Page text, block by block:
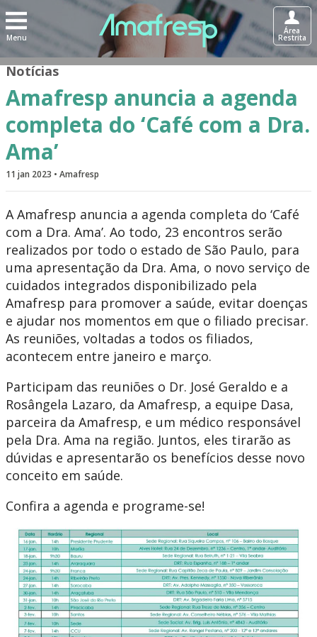
Menu
Área
Restrita
Notícias
Amafresp anuncia a agenda
completa do ‘Café com a Dra.
Ama’
11 jan 2023 • Amafresp
A Amafresp anuncia a agenda completa do ‘Café
com a Dra. Ama’. Ao todo, 23 encontros serão
realizados por todo o estado de São Paulo, para
uma apresentação da Dra. Ama, o novo serviço de
cuidados integrados disponibilizado pela
Amafresp para promover a saúde, evitar doenças
e ajudar nos momentos em que o filiado precisar.
As reuniões, voltadas a todos os filiados,
acontecem entre janeiro e março.
Participam das reuniões o Dr. José Geraldo e a
Rosângela Lazaro, da Amafresp, a equipe Dasa,
parceira da Amafresp, e um médico responsável
pela Dra. Ama na região. Juntos, eles tirarão as
dúvidas e apresentarão os benefícios desse novo
conceito em saúde.
Confira a agenda e programe-se!